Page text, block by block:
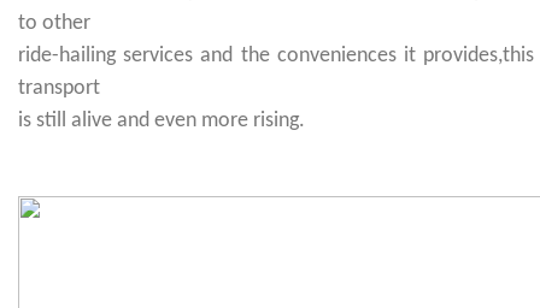
to other
ride-hailing services and the conveniences it
transport
is still alive and even more rising.